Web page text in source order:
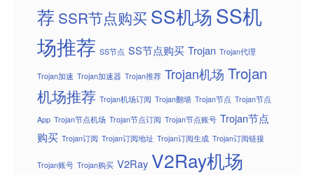
荐 SSR节点购买 SS机场 SS机
场推荐 SS节点 SS节点购买 Trojan Trojan代理
Trojan加速 Trojan加速器 Trojan推荐 Trojan机场 Trojan
机场推荐 Trojan机场订阅 Trojan翻墙 Trojan节点 Trojan节点
App Trojan节点机场 Trojan节点订阅 Trojan节点账号 Trojan节点
购买 Trojan订阅 Trojan订阅地址 Trojan订阅生成 Trojan订阅链接
Trojan账号 Trojan购买 V2Ray V2Ray机场